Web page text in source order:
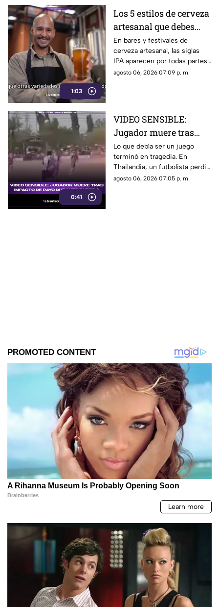
1:03
Los 5 estilos de cerveza
artesanal que debes
conocer
En bares y festivales de
cerveza artesanal, las siglas
IPA aparecen por todas partes.
Pero, ¿qué significa realmente
agosto 06, 2026 07:09 p. m.
0:41
VIDEO SENSIBLE:
Jugador muere tras
impacto de rayo
durante partido
Lo que debía ser un juego
terminó en tragedia. En
Thailandia, un futbolista perdió
la vida al ser alcanzado por un
agosto 06, 2026 07:05 p. m.